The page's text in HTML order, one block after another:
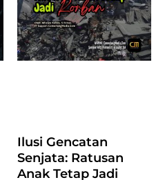
Ilusi Gencatan
Senjata: Ratusan
Anak Tetap Jadi